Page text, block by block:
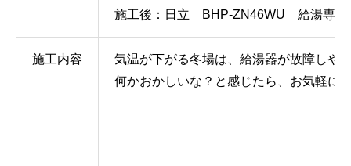
施工後：日立 BHP-ZN46WU 給湯専用
施工内容
気温が下がる冬場は、給湯器が故障しや
何かおかしいな？と感じたら、お気軽に